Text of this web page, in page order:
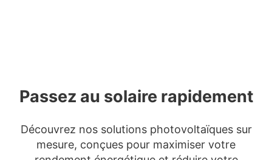
Passez au solaire rapidement
Découvrez nos solutions photovoltaïques sur
mesure, conçues pour maximiser votre